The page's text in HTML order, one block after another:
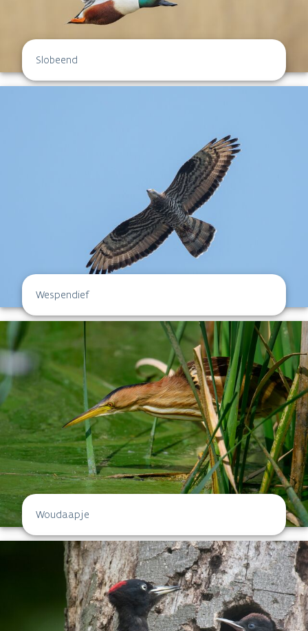
Slobeend
Wespendief
Woudaapje